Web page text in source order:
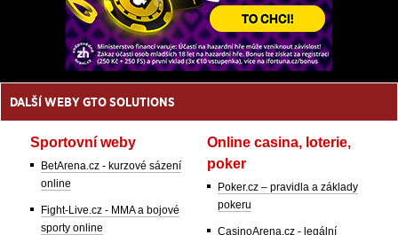
DALŠÍ WEBY GTO SOLUTIONS
Sportovní weby
BetArena.cz - kurzové sázení
online
Fight-Live.cz - MMA a bojové
sporty online
Online casina, loterie,
poker
Poker.cz – pravidla a základy
pokeru
CasinoArena.cz - legální